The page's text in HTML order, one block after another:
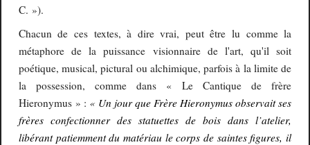
C. »).
Chacun de ces textes, à dire vrai, peut être lu comme la
métaphore de la puissance visionnaire de l'art, qu'il soit
poétique, musical, pictural ou alchimique, parfois à la limite de
la possession, comme dans « Le Cantique de frère
Hieronymus » : « Un jour que Frère Hieronymus observait ses
frères confectionner des statuettes de bois dans l’atelier,
libérant patiemment du matériau le corps de saintes figures, il